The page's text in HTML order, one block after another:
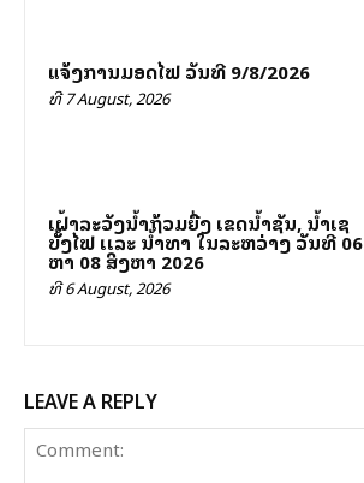
ແຈ້ງການມອດໄຟ ວັນທີ 9/8/2026
ທີ 7 August, 2026
ເຝົ້າລະວັງນໍ້າຖ້ວມຍື່ງ ເຂດນໍ້າຊັນ, ນໍ້າເຊ
ບັັ້ງໄຟ ເເລະ ນໍ້າທາ ໃນລະຫວ່າງ ວັນທີ 06
ຫາ 08 ສິງຫາ 2026
ທີ 6 August, 2026
LEAVE A REPLY